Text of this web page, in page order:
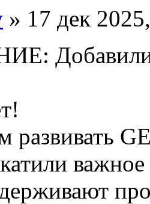
» 17 дек
Добавили
развивать